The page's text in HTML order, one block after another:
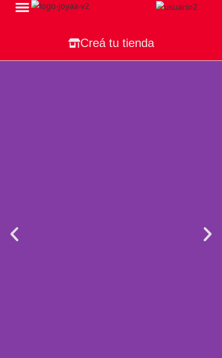
Creá tu tienda